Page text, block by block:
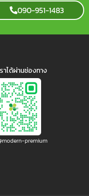
090-951-1483
าได้ผ่านช่องทาง
premium